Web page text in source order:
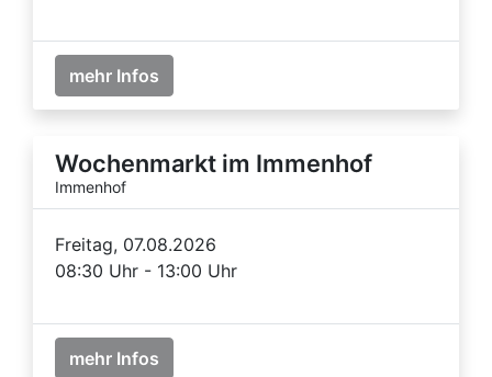
mehr Infos
Wochenmarkt im Immenhof
Immenhof
Freitag, 07.08.2026
08:30 Uhr - 13:00 Uhr
mehr Infos